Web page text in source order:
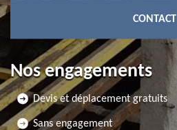
CONTACT
Nos engagements
Devis et déplacement gratuits
Sans engagement